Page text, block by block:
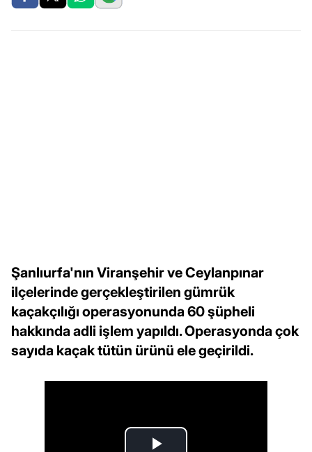
Şanlıurfa'nın Viranşehir ve Ceylanpınar
ilçelerinde gerçekleştirilen gümrük
kaçakçılığı operasyonunda 60 şüpheli
hakkında adli işlem yapıldı. Operasyonda çok
sayıda kaçak tütün ürünü ele geçirildi.